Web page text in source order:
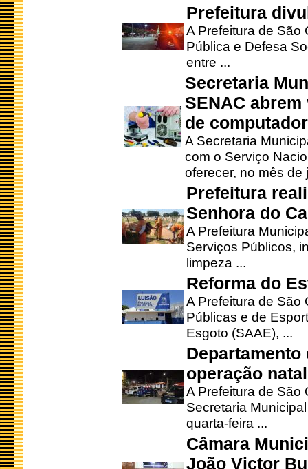
Prefeitura
A Prefeitura de São
Pública e Defesa
entre ...
Secretaria
SENAC
de
A Secretaria
com o Serviço
oferecer, no mês de
Prefeitura
Senhora do
A Prefeitura
Serviços Públicos,
limpeza ...
Reforma do
A Prefeitura de São
Públicas e de
Esgoto (SAAE), ...
operação
A Prefeitura de São
Secretaria
quarta-feira ...
Câmara
João Victor